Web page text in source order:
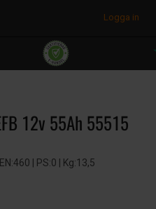
Logga in
12v 55Ah 55515
| PS:0 | Kg:13,5